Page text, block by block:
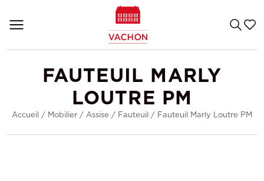
FAUTEUIL MARLY
LOUTRE PM
Accueil / Mobilier / Assise / Fauteuil / Fauteuil Marly Loutre PM